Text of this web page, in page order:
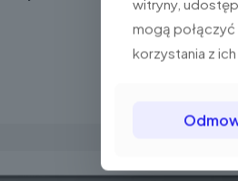
witryny,
mogą połączyć
korzystania z ich